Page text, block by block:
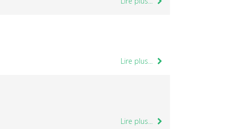
Lire plus...
Lire plus...